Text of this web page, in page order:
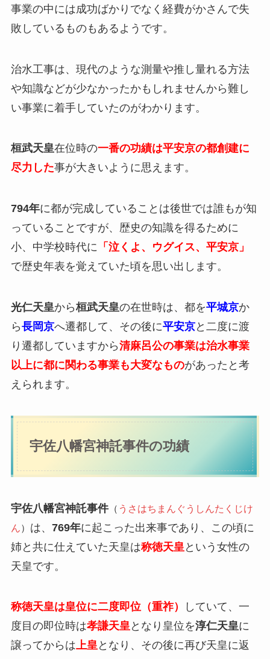
事業の中には成功ばかりでなく経費がかさんで失
敗しているものもあるようです。
治水工事は、現代のような測量や推し量れる方法
や知識などが少なかったかもしれませんから難し
い事業に着手していたのがわかります。
桓武天皇在位時の一番の功績は平安京の都創建に
尽力した事が大きいように思えます。
794年に都が完成していることは後世では誰もが知
っていることですが、歴史の知識を得るために
小、中学校時代に 「泣くよ、ウグイス、平安京」
で歴史年表を覚えていた頃を思い出します。
光仁天皇から桓武天皇の在世時は、都を平城京か
ら長岡京へ遷都して、その後に平安京と二度に渡
り遷都していますから清麻呂公の事業は治水事業
以上に都に関わる事業も大変なものがあったと考
えられます。
宇佐八幡宮神託事件の功績
宇佐八幡宮神託事件（ うさはちまんぐうしんたくじけ
ん ） は、 769年に起こった出来事であり、この頃に
姉と共に仕えていた天皇は称徳天皇 という女性の
天皇です。
称徳天皇は皇位に二度即位（重祚）
していて、一
度目の即位時は孝謙天皇となり皇位を淳仁天皇に
譲ってからは上皇となり、その後に再び天皇に返